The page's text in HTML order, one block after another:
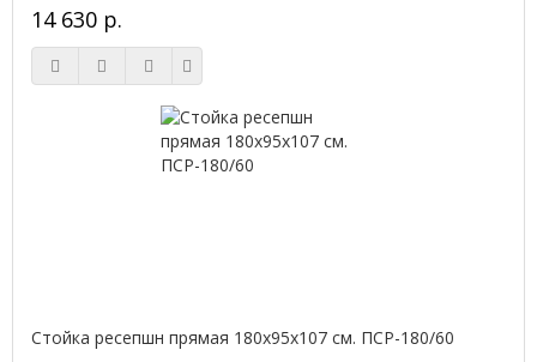
14 630 р.
Стойка ресепшн прямая 180х95х107 см. ПСР-180/60